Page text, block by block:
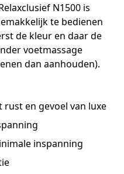
N1500 is
te bedienen
de kleur en daar de
voetmassage
dan aanhouden).
en gevoel van luxe
inspanning